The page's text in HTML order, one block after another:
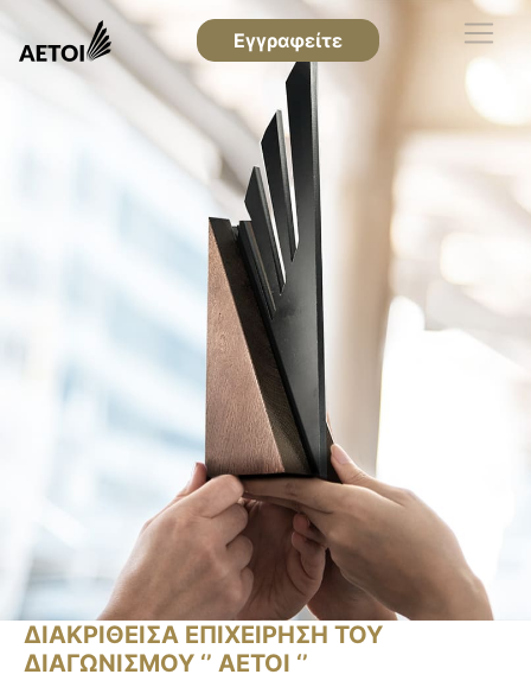
Εγγραφείτε
ΔΙΑΚΡΙΘΕΙΣΑ ΕΠΙΧΕΙΡΗΣΗ ΤΟΥ
ΔΙΑΓΩΝΙΣΜΟΥ ‘’ ΑΕΤΟΙ ‘’